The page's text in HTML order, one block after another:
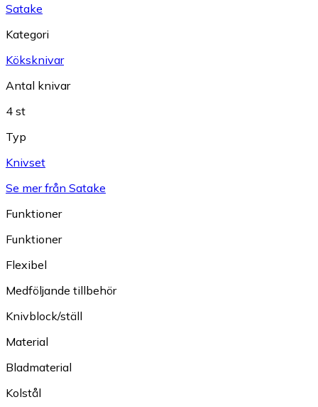
Satake
Kategori
Köksknivar
Antal knivar
4 st
Typ
Knivset
Se mer från Satake
Funktioner
Funktioner
Flexibel
Medföljande tillbehör
Knivblock/ställ
Material
Bladmaterial
Kolstål